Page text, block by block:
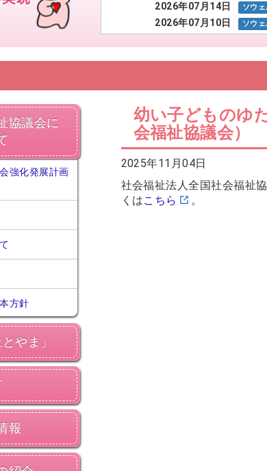
2026年07月14日
ソウ
2026年07月10日
ソウ
協議会に
強化発展計画
方針
やま」
報
幼い子どものゆ
会福祉協議会）
2025年11月04日
社会福祉法人全国社会福祉
くはこちら 。